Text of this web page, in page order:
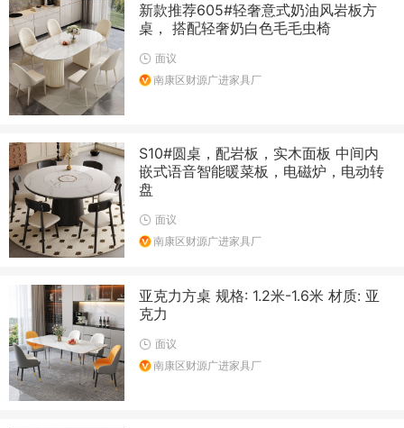
新款推荐605#轻奢意式奶油风岩板方
桌， 搭配轻奢奶白色毛毛虫椅
面议
南康区财源广进家具厂
S10#圆桌，配岩板，实木面板 中间内
嵌式语音智能暖菜板，电磁炉，电动转
盘
面议
南康区财源广进家具厂
亚克力方桌 规格: 1.2米-1.6米 材质: 亚
克力
面议
南康区财源广进家具厂